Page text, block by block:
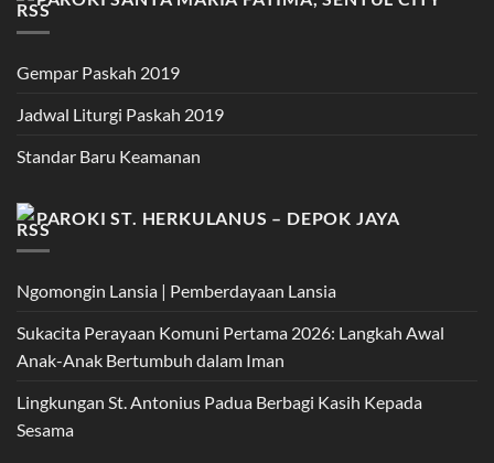
Gempar Paskah 2019
Jadwal Liturgi Paskah 2019
Standar Baru Keamanan
PAROKI ST. HERKULANUS – DEPOK JAYA
Ngomongin Lansia | Pemberdayaan Lansia
Sukacita Perayaan Komuni Pertama 2026: Langkah Awal
Anak-Anak Bertumbuh dalam Iman
Lingkungan St. Antonius Padua Berbagi Kasih Kepada
Sesama